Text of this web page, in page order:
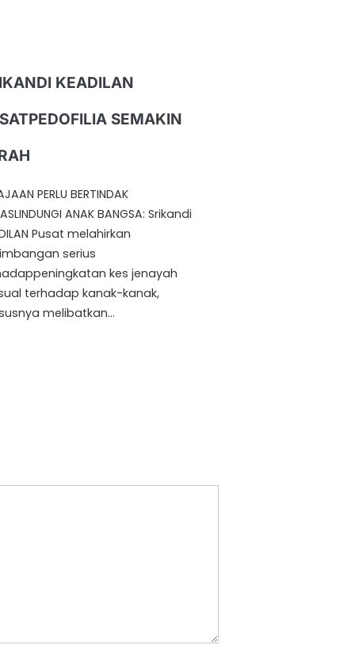
KEADILAN
SEMAKIN
PERLU BERTINDAK
ANAK BANGSA: Srikandi
Pusat melahirkan
serius
kes jenayah
terhadap kanak-kanak,
melibatkan…